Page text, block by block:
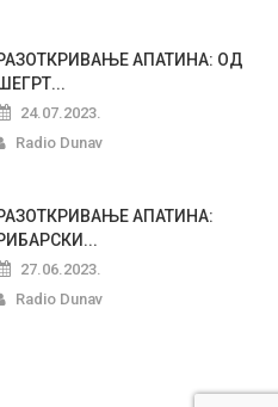
АПАТИНА: ОД
24.07.2023.
Radio Dunav
АПАТИНА:
27.06.2023.
Radio Dunav